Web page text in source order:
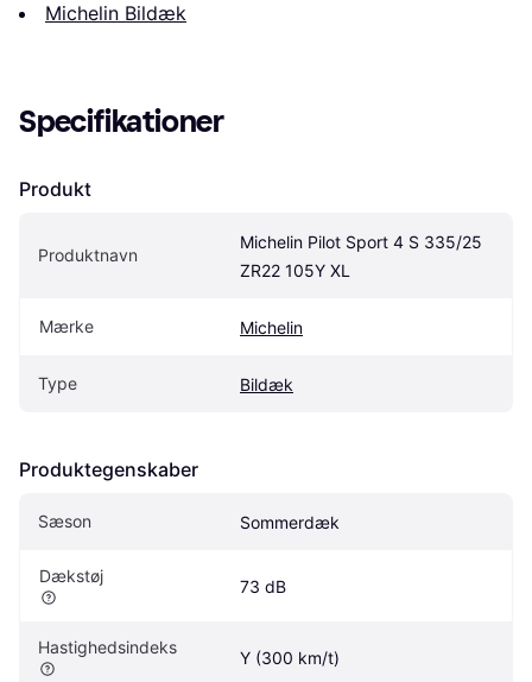
Michelin Bildæk
Specifikationer
Produkt
Produktnavn
Michelin Pilot Sport 4 S 335/25
ZR22 105Y XL
Mærke Michelin
Type Bildæk
Produktegenskaber
Sæson Sommerdæk
Dækstøj
73 dB
Hastighedsindeks
Y (300 km/t)